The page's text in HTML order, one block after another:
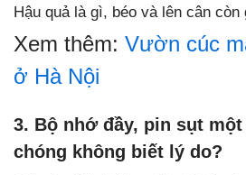
Hậu quả là gì, béo và lên cân còn
Xem thêm: Vườn cúc
ở Hà Nội
3. Bộ nhớ đầy, pin sụt một
chóng không biết lý do?